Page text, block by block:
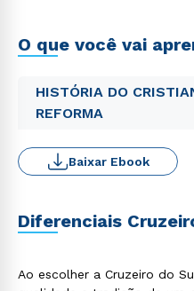
O que você vai
HISTÓRIA DO
REFORMA
Baixar Ebook
Diferenciais
Ao escolher a Cruzeiro do